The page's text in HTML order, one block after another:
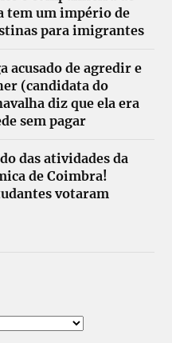
tem um império de
para imigrantes
acusado de agredir e
(candidata do
diz que ela era
sem pagar
das atividades da
de Coimbra!
votaram